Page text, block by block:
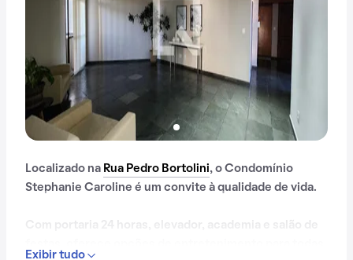
Localizado na Rua Pedro Bortolini, o Condomínio
Stephanie Caroline é um convite à qualidade de vida.
Exibir tudo